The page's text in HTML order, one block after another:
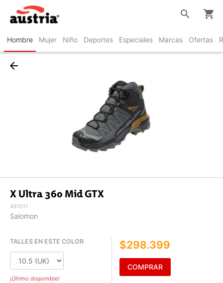
Hombre Mujer Niño Deportes Especiales Marcas Ofertas
search shopping_cart
arrow_back
X Ultra 360 Mid GTX
491011
Salomon
TALLES EN ESTE COLOR
¡Último disponible!
$298.399
COMPRAR